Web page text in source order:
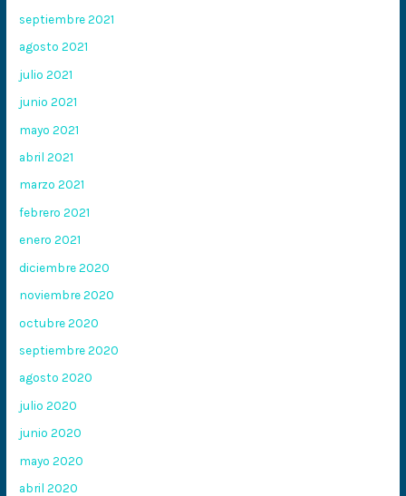
septiembre 2021
agosto 2021
julio 2021
junio 2021
mayo 2021
abril 2021
marzo 2021
febrero 2021
enero 2021
diciembre 2020
noviembre 2020
octubre 2020
septiembre 2020
agosto 2020
julio 2020
junio 2020
mayo 2020
abril 2020